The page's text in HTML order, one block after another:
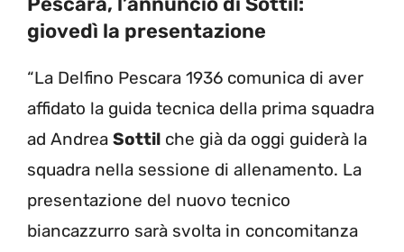
giovedì la presentazione
“La Delfino Pescara 1936 comunica di aver
affidato la guida tecnica della prima squadra
ad Andrea Sottil che già da oggi guiderà la
squadra nella sessione di allenamento. La
presentazione del nuovo tecnico
biancazzurro sarà svolta in concomitanza